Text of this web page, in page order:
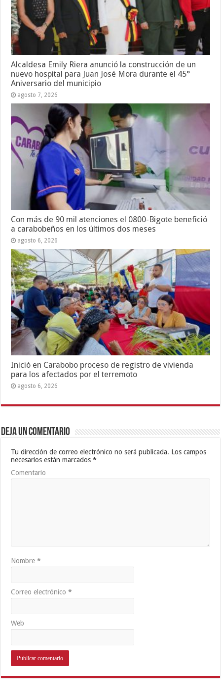
Alcaldesa Emily Riera anunció la construcción de un
nuevo hospital para Juan José Mora durante el 45°
Aniversario del municipio
agosto 7, 2026
Con más de 90 mil atenciones el 0800-Bigote benefició
a carabobeños en los últimos dos meses
agosto 6, 2026
Inició en Carabobo proceso de registro de vivienda
para los afectados por el terremoto
agosto 6, 2026
Deja un comentario
Tu dirección de correo electrónico no será publicada. Los campos
necesarios están marcados*
Comentario
Nombre*
Correo electrónico*
Web